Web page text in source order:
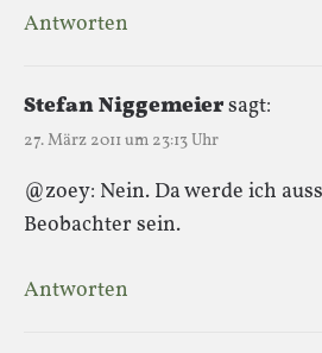
Antworten
Stefan Niggemeiersagt:
27. März 2011 um 23:13 Uhr
@zoey: Nein. Da werde ich
Beobachter sein.
Antworten